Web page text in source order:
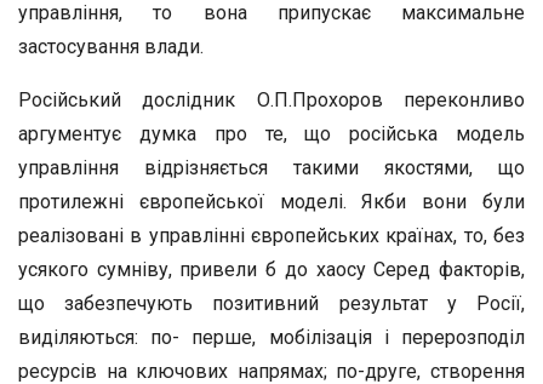
управління, то вона припускає максимальне
застосування влади.
Російський дослідник О.П.Прохоров переконливо
аргументує думка про те, що російська модель
управління відрізняється такими якостями, що
протилежні європейської моделі. Якби вони були
реалізовані в управлінні європейських країнах, то, без
усякого сумніву, привели б до хаосу Серед факторів,
що забезпечують позитивний результат у Росії,
виділяються: по- перше, мобілізація і перерозподіл
ресурсів на ключових напрямах; по-друге, створення